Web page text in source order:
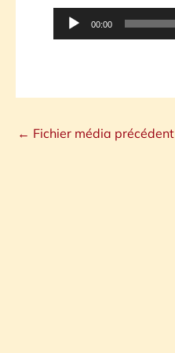
Lecteur
audio
00:00
← Fichier média précédent